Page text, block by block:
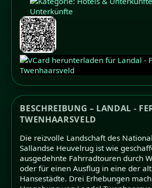
Unterkünfte
BESCHREIBUNG – LANDAL -
TWENHAARSVELD
Die reizvolle Landschaft des
Sallandse Heuvelrug ist wie
ausgedehnte Fahrradtouren durch
oder für einen Ausflug in eine der
Hansestädte. Drei Erhebungen